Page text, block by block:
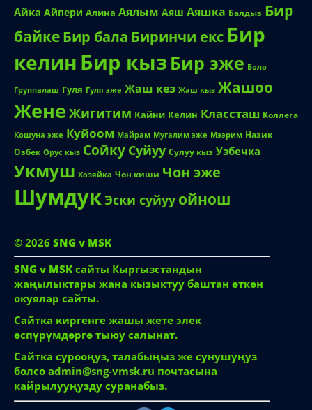
Айка Айпери Алина Аялым Аяш Аяшка Балдыз Бир
байкеБир бала Биринчи екс Бир
келин Бир кыз Бир эже Боло
Группалаш Гуля Гуля эже Жаш кез Жаш кыз Жашоо
Жене Жигитим Кайни Келин Классташ Коллега
Кошуна эже Куйоом Майрам Мугалим эже Мээрим Назик
Озбек Орус кыз Сойку Суйуу Сулуу кыз Узбечка
Укмуш Хозяйка Чон киши Чон эже
ШумдукЭски суйуу ойнош
© 2026 SNG v MSK
SNG v MSK сайты Кыргызстандын
жаңылыктары жана кызыктуу баштан өткөн
окуялар сайты.
Сайтка киргенге жашы жете элек
өспүрүмдөргө тыюу салынат.
Сайтка сурооңуз, талабыңыз же сунушуңуз
болсо admin@sng-vmsk.ru почтасына
кайрылууңузду суранабыз.